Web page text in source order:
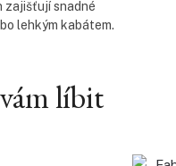
zajišťují snadné
lehkým kabátem.
líbit